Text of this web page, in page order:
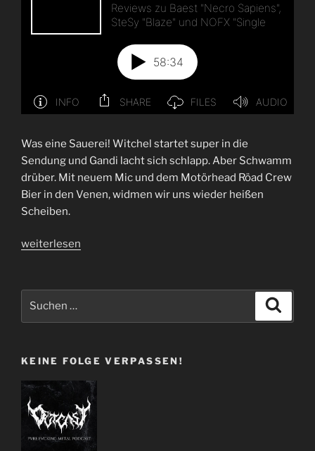
Was eine Sauerei! Witchel startet super in die
Sendung und Gandi lacht sich schlapp. Aber Schwamm
drüber. Mit neuem Mic und dem Motörhead Röad Crew
Bier in den Venen, widmen wir uns wieder heißen
Scheiben.
„Folge
Saeft“
weiterlesen
KEINE FOLGE VERPASSEN!